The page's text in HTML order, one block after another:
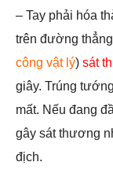
– Tay phải hóa
trên đường
công vật lý) sát
giây. Trúng
mất. Nếu đang
gây sát thương
địch.